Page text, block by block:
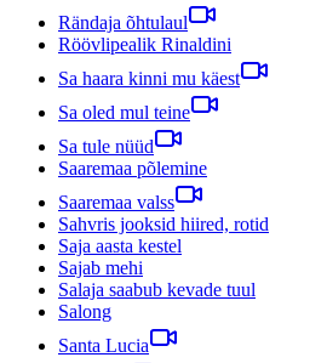
Rändaja õhtulaul
Röövlipealik Rinaldini
Sa haara kinni mu käest
Sa oled mul teine
Sa tule nüüd
Saaremaa põlemine
Saaremaa valss
Sahvris jooksid hiired, rotid
Saja aasta kestel
Sajab mehi
Salaja saabub kevade tuul
Salong
Santa Lucia